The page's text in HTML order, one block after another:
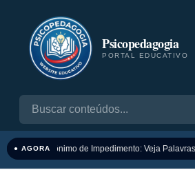
Psicopedagogia
PORTAL EDUCATIVO
● AGORASinônimo de Impedimento: Veja Palavras